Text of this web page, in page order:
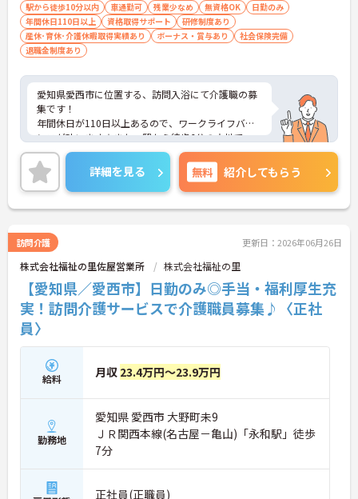
駅から徒歩10分以内 車通勤可 残業少なめ 無資格OK
日勤のみ
年間休日110日以上
資格取得サポート
研修制度あり
産休･育休･介護休暇取得実績あり
ボーナス・賞与あり
社会保険完備
退職金制度あり
愛知県愛西市に位置する、訪問入浴にて介護職の募
集です！
年間休日が110日以上あるので、ワークライフバラ
ンスが叶います☆また、駅から徒歩6分の立地で、
マイカー通勤も可能なので通勤らくらくです◎
ご興味のある方には、面接対策ポイントなど、さら
に詳細をお話しいたしますのでお気軽にご相談くだ
さい！
詳細を見る 無料 紹介してもらう
訪問介護 更新日：2026年06月26日
株式会社福祉の里佐屋営業所 株式会社福祉の里
【愛知県／愛西市】日勤のみ◎手当・福利厚生充
実！訪問介護サービスで介護職員募集♪〈正社
員〉
給料 月収 23.4万円～23.9万円
勤務地
愛知県 愛西市 大野町未9
ＪＲ関西本線(名古屋－亀山)「永和駅」徒歩
7分
正社員(正職員)